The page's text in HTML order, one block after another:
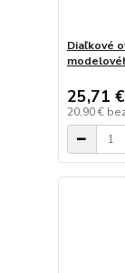
Diaľkové
25,71 €
20,90 €